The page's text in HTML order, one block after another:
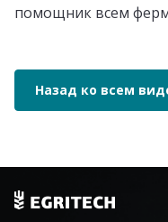
помощник всем
Назад ко всем